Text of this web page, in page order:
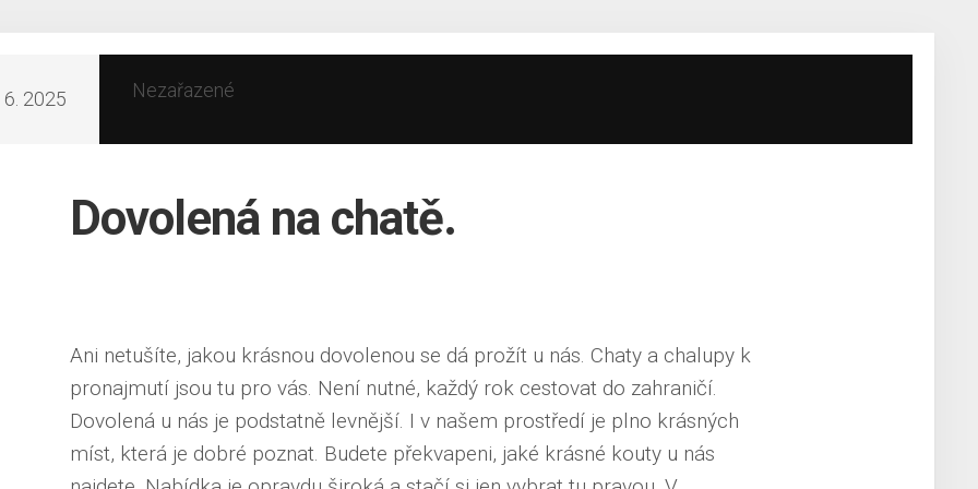
6. 2025 Nezařazené
Dovolená na chatě.
Ani netušíte, jakou krásnou dovolenou se dá prožít u nás. Chaty a chalupy k
pronajmutí jsou tu pro vás. Není nutné, každý rok cestovat do zahraničí.
Dovolená u nás je podstatně levnější. I v našem prostředí je plno krásných
míst, která je dobré poznat. Budete překvapeni, jaké krásné kouty u nás